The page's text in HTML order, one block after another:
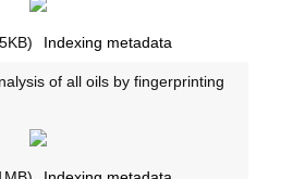
Indexing metadata
of all oils by fingerprinting